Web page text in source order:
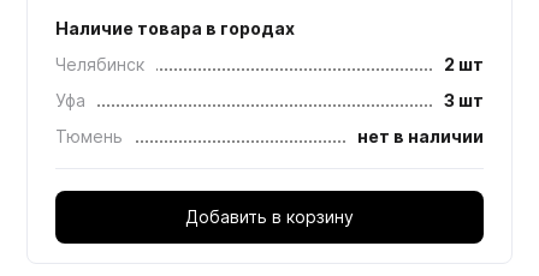
Наличие товара в городах
Челябинск
2 шт
Уфа
3 шт
Тюмень
нет в наличии
Добавить в корзину